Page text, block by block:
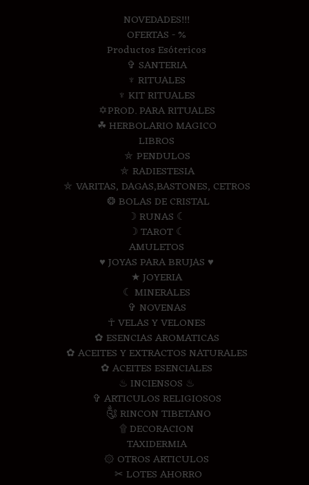
NOVEDADES!!!
OFERTAS - %
Productos Esótericos
✞ SANTERIA
♆ RITUALES
♆ KIT RITUALES
✡PROD. PARA RITUALES
☘ HERBOLARIO MAGICO
LIBROS
⛤ PENDULOS
⛤ RADIESTESIA
⛤ VARITAS, DAGAS,BASTONES, CETROS
❂ BOLAS DE CRISTAL
☽ RUNAS ☾
☽ TAROT ☾
AMULETOS
♥ JOYAS PARA BRUJAS ♥
★ JOYERIA
☾ MINERALES
✞ NOVENAS
☥ VELAS Y VELONES
✿ ESENCIAS AROMATICAS
✿ ACEITES Y EXTRACTOS NATURALES
✿ ACEITES ESENCIALES
♨ INCIENSOS ♨
✞ ARTICULOS RELIGIOSOS
༃ RINCON TIBETANO
۩ DECORACION
TAXIDERMIA
۞ OTROS ARTICULOS
✂ LOTES AHORRO